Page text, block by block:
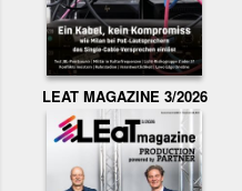
LEAT MAGAZINE 3/2026